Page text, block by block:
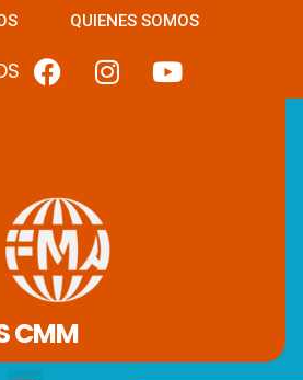
QUIENES SOMOS
CMM